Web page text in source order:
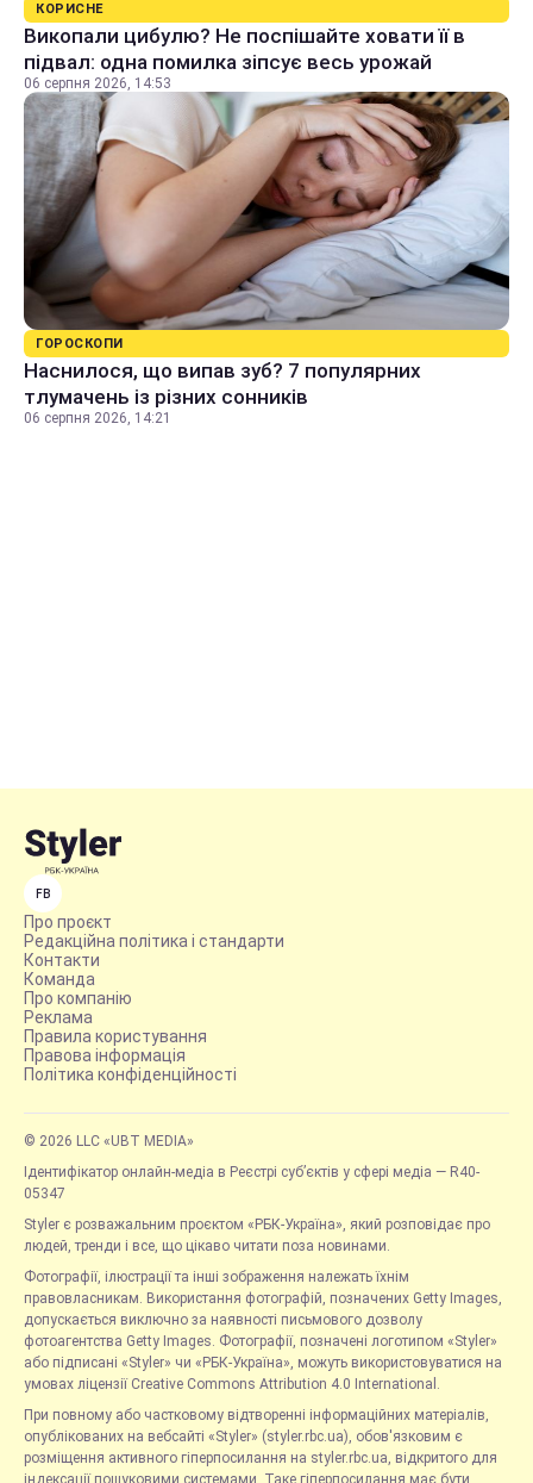
КОРИСНЕ
Викопали цибулю? Не поспішайте ховати її в
підвал: одна помилка зіпсує весь урожай
06 серпня 2026, 14:53
ГОРОСКОПИ
Наснилося, що випав зуб? 7 популярних
тлумачень із різних сонників
06 серпня 2026, 14:21
FB
Про проєкт
Редакційна політика і стандарти
Контакти
Команда
Про компанію
Реклама
Правила користування
Правова інформація
Політика конфіденційності
© 2026 LLC «UBT MEDIA»
Ідентифікатор онлайн-медіа в Реєстрі суб’єктів у сфері медіа — R40-
05347
Styler є розважальним проєктом «РБК-Україна», який розповідає про
людей, тренди і все, що цікаво читати поза новинами.
Фотографії, ілюстрації та інші зображення належать їхнім
правовласникам. Використання фотографій, позначених Getty Images,
допускається виключно за наявності письмового дозволу
фотоагентства Getty Images. Фотографії, позначені логотипом «Styler»
або підписані «Styler» чи «РБК-Україна», можуть використовуватися на
умовах ліцензії Creative Commons Attribution 4.0 International.
При повному або частковому відтворенні інформаційних матеріалів,
опублікованих на вебсайті «Styler» (styler.rbc.ua), обов'язковим є
розміщення активного гіперпосилання на styler.rbc.ua, відкритого для